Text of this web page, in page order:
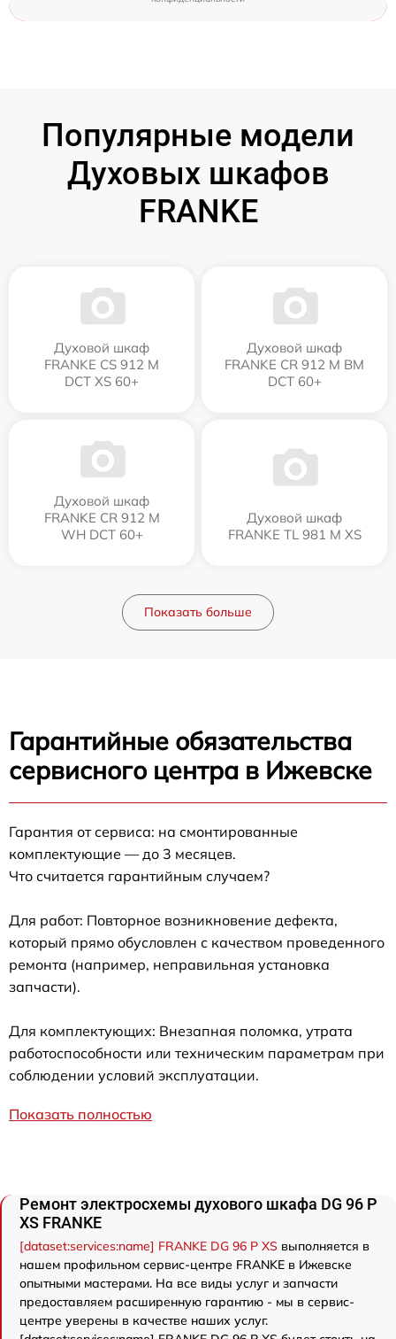
Популярные модели
Духовых шкафов
FRANKE
Духовой шкаф
FRANKE CS 912 M
DCT XS 60+
Духовой шкаф
FRANKE CR 912 M BM
DCT 60+
Духовой шкаф
FRANKE CR 912 M
WH DCT 60+
Духовой шкаф
FRANKE TL 981 M XS
Показать больше
Гарантийные обязательства
сервисного центра в Ижевске
Гарантия от сервиса: на смонтированные
комплектующие — до 3 месяцев.
Что считается гарантийным случаем?
Для работ: Повторное возникновение дефекта,
который прямо обусловлен с качеством проведенного
ремонта (например, неправильная установка
запчасти).
Для комплектующих: Внезапная поломка, утрата
работоспособности или техническим параметрам при
соблюдении условий эксплуатации.
Показать полностью
Ремонт электросхемы духового шкафа DG 96 P
XS FRANKE
[dataset:services:name] FRANKE DG 96 P XS выполняется в
нашем профильном сервис-центре FRANKE в Ижевске
опытными мастерами. На все виды услуг и запчасти
предоставляем расширенную гарантию - мы в сервис-
центре уверены в качестве наших услуг.